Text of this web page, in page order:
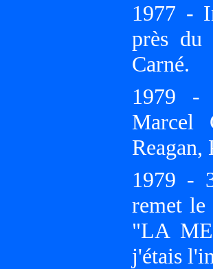
1977 -
près
Carné.
1979 -
Marcel
Reagan,
1979 -
remet
"LA
j'étais